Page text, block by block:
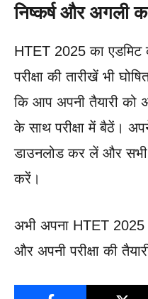
निष्कर्ष और अगली
HTET 2025 का एडमिट
परीक्षा की तारीखें भी
कि आप अपनी तैयारी को
के साथ परीक्षा में बैठें।
डाउनलोड कर लें और सभी
करें।
अभी अपना HTET
और अपनी परीक्षा की